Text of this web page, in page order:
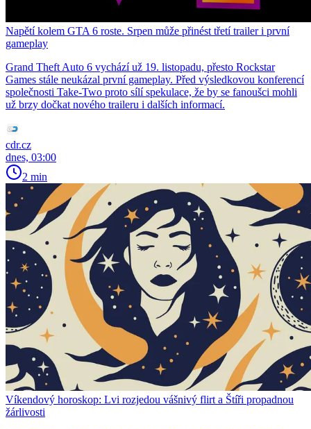
Napětí kolem GTA 6 roste. Srpen může přinést třetí trailer i první
gameplay
Grand Theft Auto 6 vychází už 19. listopadu, přesto Rockstar
Games stále neukázal první gameplay. Před výsledkovou konferencí
společnosti Take-Two proto sílí spekulace, že by se fanoušci mohli
už brzy dočkat nového traileru i dalších informací.
cdr.cz
dnes, 03:00
2 min
Víkendový horoskop: Lvi rozjedou vášnivý flirt a Štíři propadnou
žárlivosti